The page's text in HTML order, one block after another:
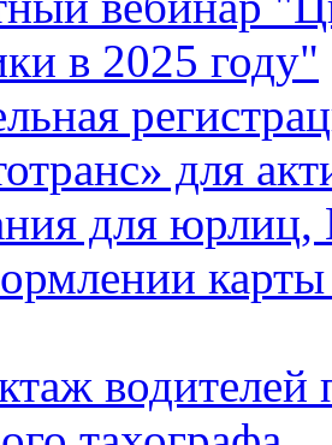
в 2025 году"
для
для
карты
водителей